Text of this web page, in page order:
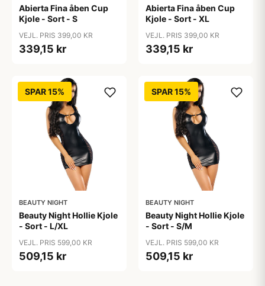
Abierta Fina åben Cup
Kjole - Sort - S
VEJL. PRIS 399,00 KR
339,15 kr
Abierta Fina åben Cup
Kjole - Sort - XL
VEJL. PRIS 399,00 KR
339,15 kr
SPAR 15%
BEAUTY NIGHT
Beauty Night Hollie Kjole
- Sort - L/XL
VEJL. PRIS 599,00 KR
509,15 kr
SPAR 15%
BEAUTY NIGHT
Beauty Night Hollie Kjole
- Sort - S/M
VEJL. PRIS 599,00 KR
509,15 kr